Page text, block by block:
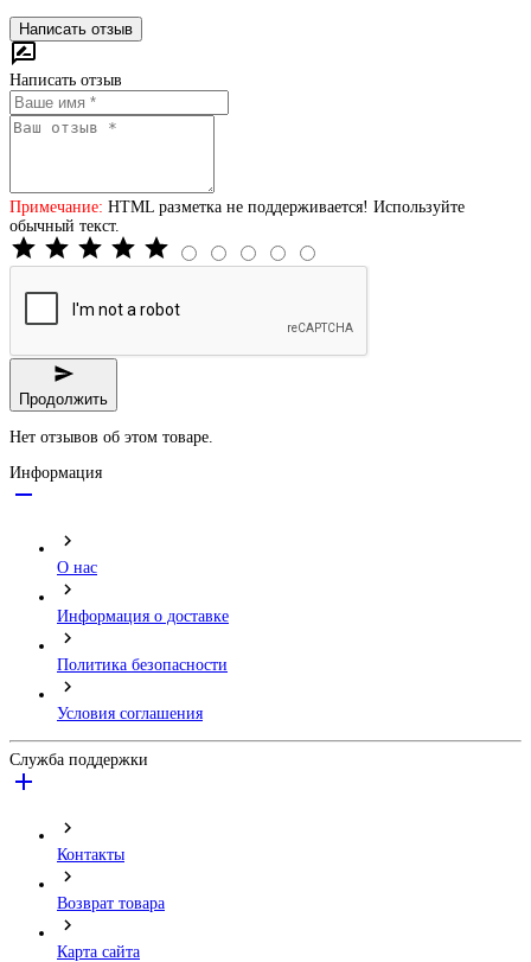
Написать отзыв
Написать отзыв
Примечание: HTML разметка не поддерживается! Используйте
обычный текст.
Продолжить
Нет отзывов об этом товаре.
Информация
О нас
Информация о доставке
Политика безопасности
Условия соглашения
Служба поддержки
Контакты
Возврат товара
Карта сайта